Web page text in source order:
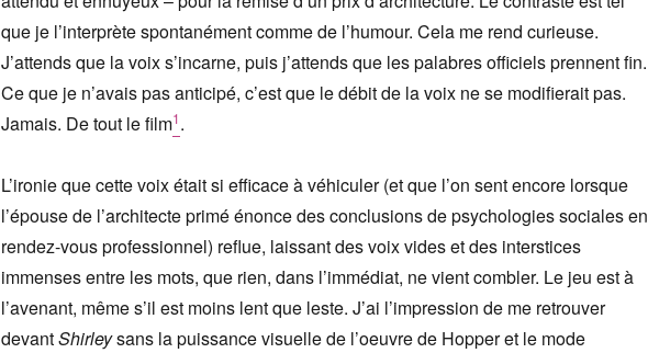
que je l’interprète spontanément comme de l’humour. Cela me rend curieuse.
J’attends que la voix s’incarne, puis j’attends que les palabres officiels prennent fin.
Ce que je n’avais pas anticipé, c’est que le débit de la voix ne se modifierait pas.
Jamais. De tout le film1.
L’ironie que cette voix était si efficace à véhiculer (et que l’on sent encore lorsque
l’épouse de l’architecte primé énonce des conclusions de psychologies sociales en
rendez-vous professionnel) reflue, laissant des voix vides et des interstices
immenses entre les mots, que rien, dans l’immédiat, ne vient combler. Le jeu est à
l’avenant, même s’il est moins lent que leste. J’ai l’impression de me retrouver
devantShirleysans la puissance visuelle de l’oeuvre de Hopper et le mode